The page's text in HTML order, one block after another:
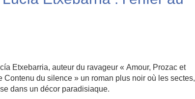
Etxebarria, auteur du ravageur « Amour, Prozac et
du silence » un roman plus noir où les sectes,
dans un décor paradisiaque.